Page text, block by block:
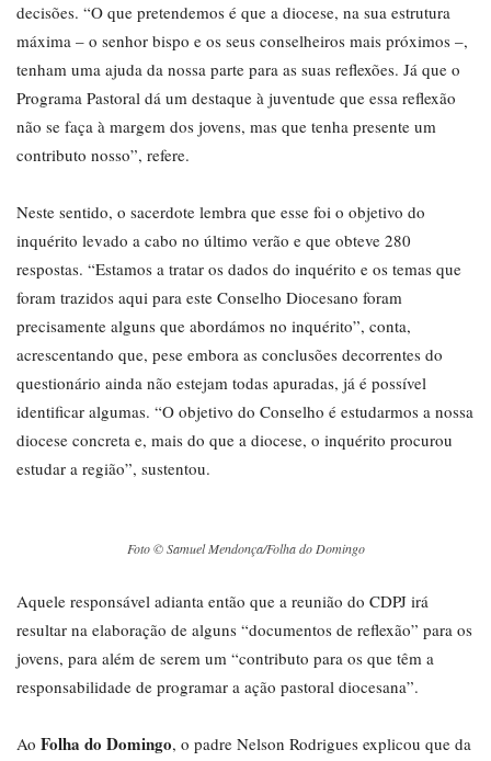
decisões. “O que pretendemos é que a diocese, na sua estrutura
máxima – o senhor bispo e os seus conselheiros mais próximos –,
tenham uma ajuda da nossa parte para as suas reflexões. Já que o
Programa Pastoral dá um destaque à juventude que essa reflexão
não se faça à margem dos jovens, mas que tenha presente um
contributo nosso”, refere.
Neste sentido, o sacerdote lembra que esse foi o objetivo do
inquérito levado a cabo no último verão e que obteve 280
respostas. “Estamos a tratar os dados do inquérito e os temas que
foram trazidos aqui para este Conselho Diocesano foram
precisamente alguns que abordámos no inquérito”, conta,
acrescentando que, pese embora as conclusões decorrentes do
questionário ainda não estejam todas apuradas, já é possível
identificar algumas. “O objetivo do Conselho é estudarmos a nossa
diocese concreta e, mais do que a diocese, o inquérito procurou
estudar a região”, sustentou.
Foto © Samuel Mendonça/Folha do Domingo
Aquele responsável adianta então que a reunião do CDPJ irá
resultar na elaboração de alguns “documentos de reflexão” para os
jovens, para além de serem um “contributo para os que têm a
responsabilidade de programar a ação pastoral diocesana”.
Ao Folha do Domingo, o padre Nelson Rodrigues explicou que da